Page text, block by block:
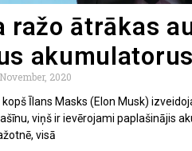
ražo ātrākas
2020
kopš Īlans Masks (Elon Musk)
viņš ir ievērojami paplašinājis
visā